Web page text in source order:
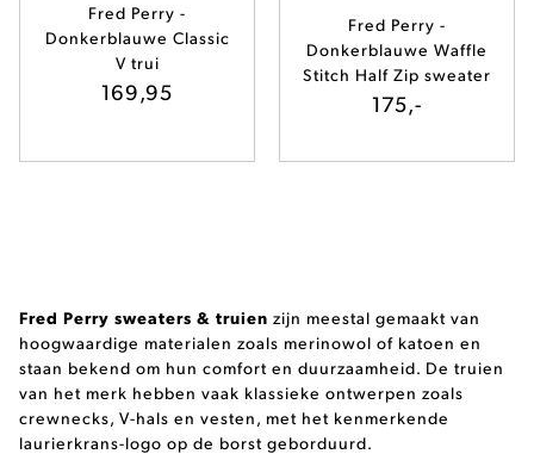
Fred Perry -
Donkerblauwe Classic
V trui
169,95
Fred Perry -
Donkerblauwe Waffle
Stitch Half Zip sweater
175,-
Fred Perry sweaters & truien zijn meestal gemaakt van
hoogwaardige materialen zoals merinowol of katoen en
staan bekend om hun comfort en duurzaamheid. De truien
van het merk hebben vaak klassieke ontwerpen zoals
crewnecks, V-hals en vesten, met het kenmerkende
laurierkrans-logo op de borst geborduurd.